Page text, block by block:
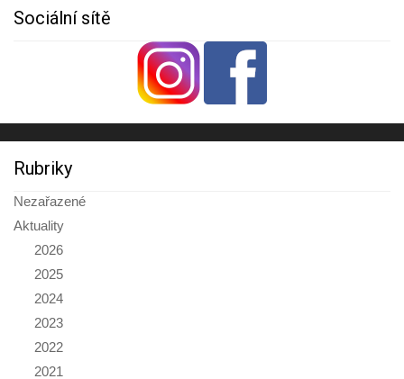
Sociální sítě
Rubriky
Nezařazené
Aktuality
2026
2025
2024
2023
2022
2021